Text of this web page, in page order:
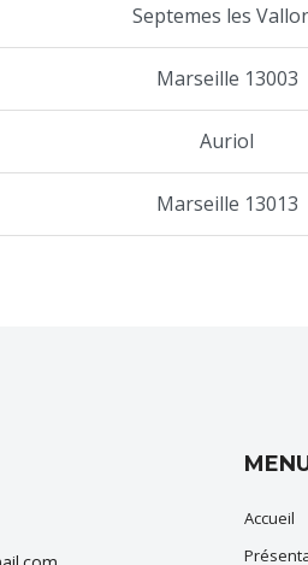
Septemes les
Marseille 13003
Auriol
Marseille 13013
Accueil